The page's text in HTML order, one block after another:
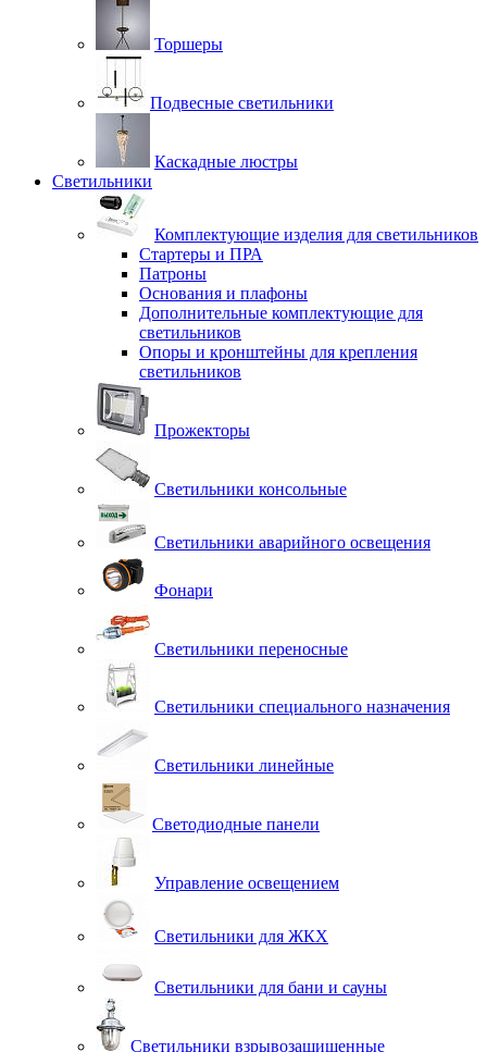
Торшеры
Подвесные светильники
Каскадные люстры
Светильники
Комплектующие изделия для светильников
Стартеры и ПРА
Патроны
Основания и плафоны
Дополнительные комплектующие для
светильников
Опоры и кронштейны для крепления
светильников
Прожекторы
Светильники консольные
Светильники аварийного освещения
Фонари
Светильники переносные
Светильники специального назначения
Светильники линейные
Светодиодные панели
Управление освещением
Светильники для ЖКХ
Светильники для бани и сауны
Светильники взрывозащищенные